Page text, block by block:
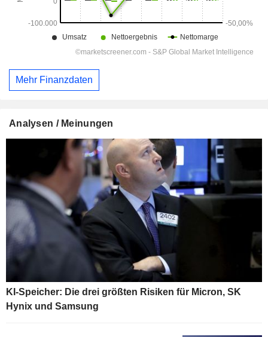
Mehr Finanzdaten
Analysen / Meinungen
KI-Speicher: Die drei größten Risiken für Micron, SK
Hynix und Samsung